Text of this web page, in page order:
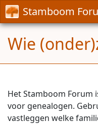
Stamboom
Wie
Het Stamboom Forum
voor genealogen.
vastleggen welke